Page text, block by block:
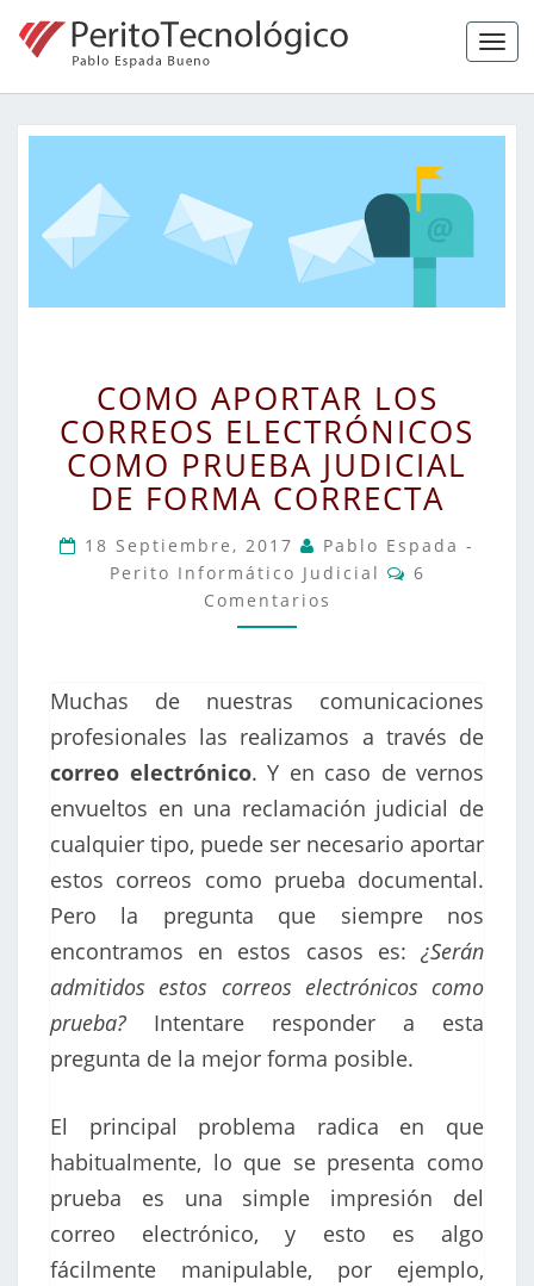
APORTAR
LOS
CORREOS
ELECTRÓNICOS
COMO
PRUEBA
JUDICIAL
DE
COMO APORTAR LOS
CORREOS ELECTRÓNICOS
COMO PRUEBA JUDICIAL
DE FORMA CORRECTA
18 Septiembre, 2017
Pablo Espada -
Perito Informático Judicial
Comentarios
6
Comentarios
Muchas de nuestras comunicaciones
profesionales las realizamos a través de
correo electrónico. Y en caso de vernos
envueltos en una reclamación judicial de
cualquier tipo, puede ser necesario aportar
estos correos como prueba documental.
Pero la pregunta que siempre nos
encontramos en estos casos es: ¿Serán
admitidos estos correos electrónicos como
prueba? Intentare responder a esta
pregunta de la mejor forma posible.
El principal problema radica en que
habitualmente, lo que se presenta como
prueba es una simple impresión del
correo electrónico, y esto es algo
fácilmente manipulable, por ejemplo,